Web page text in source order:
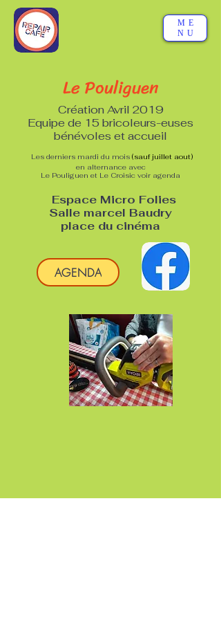
ME
NU
Le Pouliguen
Création Avril 2019
Equipe de 15 bricoleurs-euses
bénévoles et accueil
Les derniers mardi du mois (sauf juillet aout)
en alternance avec
Le Pouliguen et Le Croisic voir agenda
Espace Micro Folies
Salle marcel Baudry
place du cinéma
AGENDA